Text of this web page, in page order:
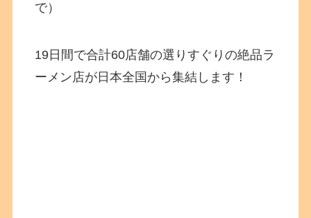
で）
19日間で合計60店舗の選りすぐりの絶品ラ
ーメン店が日本全国から集結します！